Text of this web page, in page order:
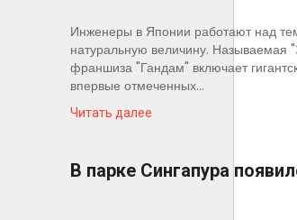
Инженеры в Японии работают над
натуральную величину.
франшиза "Гандам" включает
впервые отмеченных...
Читать далее
В парке Сингапура